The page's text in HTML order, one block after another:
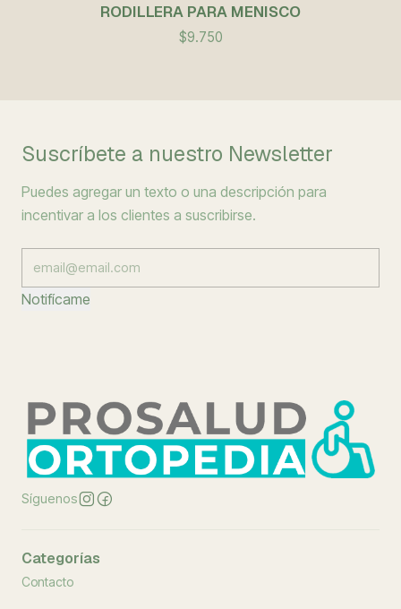
RODILLERA PARA MENISCO
$9.750
Suscríbete a nuestro Newsletter
Puedes agregar un texto o una descripción para
incentivar a los clientes a suscribirse.
Notifícame
Síguenos
Categorías
Contacto